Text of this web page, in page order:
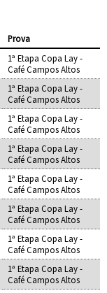
Prova
1ª Etapa Copa Lay -
Café Campos Altos
1ª Etapa Copa Lay -
Café Campos Altos
1ª Etapa Copa Lay -
Café Campos Altos
1ª Etapa Copa Lay -
Café Campos Altos
1ª Etapa Copa Lay -
Café Campos Altos
1ª Etapa Copa Lay -
Café Campos Altos
1ª Etapa Copa Lay -
Café Campos Altos
1ª Etapa Copa Lay -
Café Campos Altos